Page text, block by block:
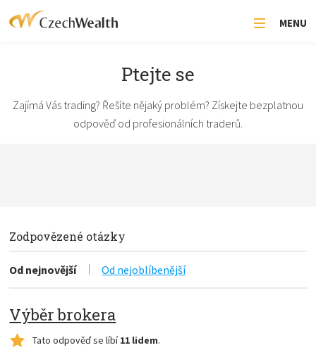
MENU
Ptejte se
Zajímá Vás trading? Řešíte nějaký problém? Získejte bezplatnou
odpověď od profesionálních traderů.
Zodpovězené otázky
Od nejnovější Od nejoblíbenější
Tato odpověď se líbí11 lidem.
Výběr brokera